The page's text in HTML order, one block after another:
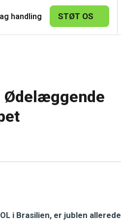
handling STØT OS
Ødelæggende
i Brasilien, er jublen allerede